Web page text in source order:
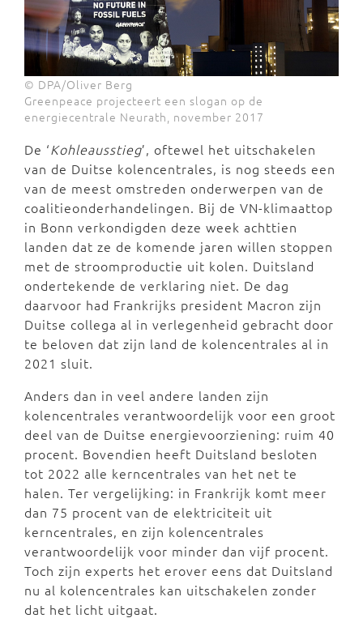
© DPA/Oliver Berg
Greenpeace projecteert een slogan op de
energiecentrale Neurath, november 2017
De ‘Kohleausstieg’, oftewel het uitschakelen
van de Duitse kolencentrales, is nog steeds een
van de meest omstreden onderwerpen van de
coalitieonderhandelingen. Bij de VN-klimaattop
in Bonn verkondigden deze week achttien
landen dat ze de komende jaren willen stoppen
met de stroomproductie uit kolen. Duitsland
ondertekende de verklaring niet. De dag
daarvoor had Frankrijks president Macron zijn
Duitse collega al in verlegenheid gebracht door
te beloven dat zijn land de kolencentrales al in
2021 sluit.
Anders dan in veel andere landen zijn
kolencentrales verantwoordelijk voor een groot
deel van de Duitse energievoorziening: ruim 40
procent. Bovendien heeft Duitsland besloten
tot 2022 alle kerncentrales van het net te
halen. Ter vergelijking: in Frankrijk komt meer
dan 75 procent van de elektriciteit uit
kerncentrales, en zijn kolencentrales
verantwoordelijk voor minder dan vijf procent.
Toch zijn experts het erover eens dat Duitsland
nu al kolencentrales kan uitschakelen zonder
dat het licht uitgaat.